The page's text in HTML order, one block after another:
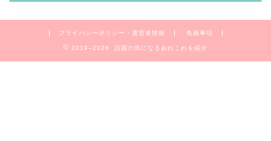
プライバシーポリシー・運営者情報 免責事項
2019–2026 話題の気になるあれこれを紹介